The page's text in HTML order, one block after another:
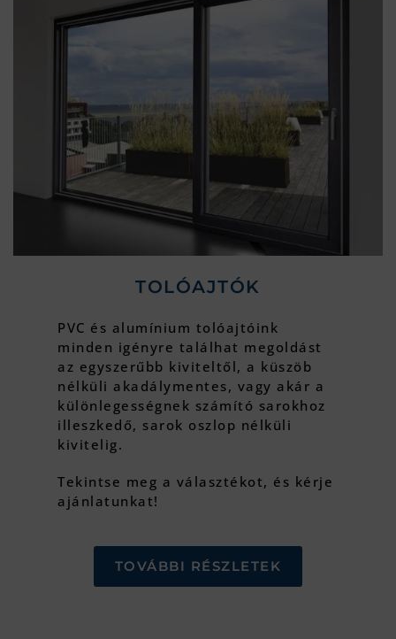
TOLÓAJTÓK
PVC és alumínium tolóajtóink
minden igényre találhat megoldást
az egyszerűbb kiviteltől, a küszöb
nélküli akadálymentes, vagy akár a
különlegességnek számító sarokhoz
illeszkedő, sarok oszlop nélküli
kivitelig.
Tekintse meg a választékot, és kérje
ajánlatunkat!
TOVÁBBI RÉSZLETEK